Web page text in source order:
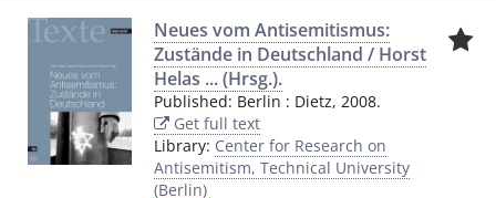
Neues vom Antisemitismus:
Zustände in Deutschland / Horst
Helas ... (Hrsg.).
Published: Berlin : Dietz, 2008.
Get full text
Library: Center for Research on
Antisemitism, Technical University
(Berlin)